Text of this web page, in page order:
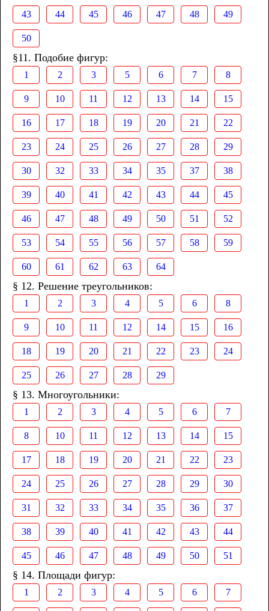
43 44 45 46 47 48 49
50
§11. Подобие фигур:
1 2 3 5 6 7 8
9 10 11 12 13 14 15
16 17 18 19 20 21 22
23 24 25 26 27 28 29
30 32 33 34 35 37 38
39 40 41 42 43 44 45
46 47 48 49 50 51 52
53 54 55 56 57 58 59
60 61 62 63 64
§ 12. Решение треугольников:
1 2 3 4 5 6 8
9 10 11 12 14 15 16
18 19 20 21 22 23 24
25 26 27 28 29
§ 13. Многоугольники:
1 2 3 4 5 6 7
8 10 11 12 13 14 15
17 18 19 20 21 22 23
24 25 26 27 28 29 30
31 32 33 34 35 36 37
38 39 40 41 42 43 44
45 46 47 48 49 50 51
§ 14. Площади фигур:
1 2 3 4 5 6 7